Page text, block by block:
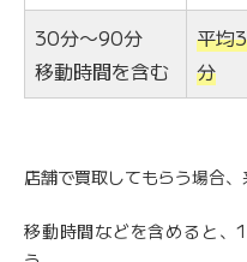
30分〜90分
移動時間を含む
平均
分
店舗で買取してもらう場合、
移動時間などを含めると、